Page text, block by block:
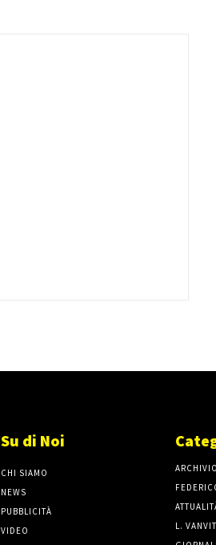
Su di Noi
CHI SIAMO
NEWS
PUBBLICITÀ
VIDEO
L.